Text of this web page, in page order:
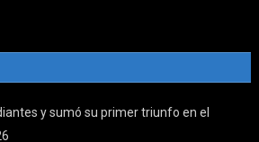
y sumó su primer triunfo en el